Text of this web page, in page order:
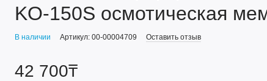
KO-150S осмотическая
В наличии Артикул: 00-00004709 Оставить отзыв
42 700₸